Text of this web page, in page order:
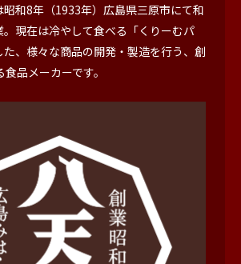
和8年（1933年）広島県三原市にて和
現在は冷やして食べる「くりーむパ
た、様々な商品の開発・製造を行う、創
品メーカーです。